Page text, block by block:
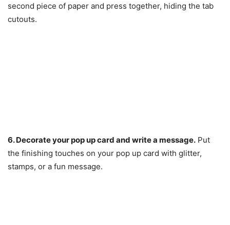
second piece of paper and press together, hiding the tab
cutouts.
6. Decorate your pop up card and write a message. Put
the finishing touches on your pop up card with glitter,
stamps, or a fun message.